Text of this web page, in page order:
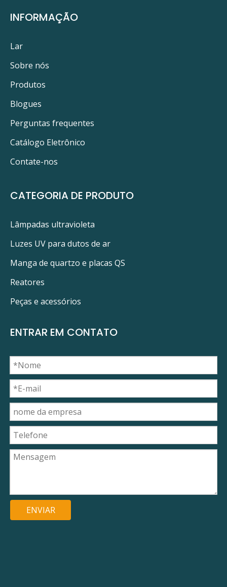
PRODUTOS RELACIONADOS
INFORMAÇÃO
Lar
Sobre nós
Produtos
Blogues
Perguntas frequentes
Catálogo Eletrônico
Contate-nos
CATEGORIA DE PRODUTO
Lâmpadas ultravioleta
Luzes UV para dutos de ar
Manga de quartzo e placas QS
Reatores
Peças e acessórios
ENTRAR EM CONTATO
ENVIAR